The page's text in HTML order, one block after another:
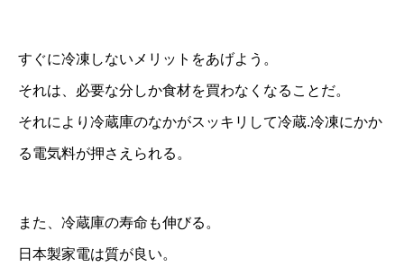
すぐに冷凍しないメリットをあげよう。
それは、必要な分しか食材を買わなくなることだ。
それにより冷蔵庫のなかがスッキリして冷蔵.冷凍にかか
る電気料が押さえられる。
また、冷蔵庫の寿命も伸びる。
日本製家電は質が良い。